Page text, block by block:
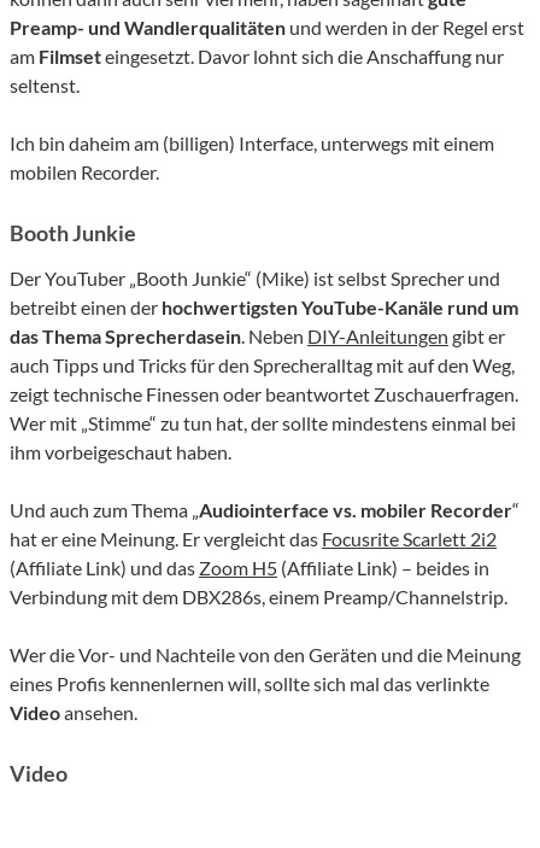
Preamp- und Wandlerqualitäten und werden in der Regel erst
am Filmseteingesetzt. Davor lohnt sich die Anschaffung nur
seltenst.
Ich bin daheim am (billigen) Interface, unterwegs mit einem
mobilen Recorder.
Booth Junkie
Der YouTuber „Booth Junkie“ (Mike) ist selbst Sprecher und
betreibt einen der hochwertigsten YouTube-Kanäle rund um
das Thema Sprecherdasein . Neben DIY-Anleitungen gibt er
auch Tipps und Tricks für den Sprecheralltag mit auf den Weg,
zeigt technische Finessen oder beantwortet Zuschauerfragen.
Wer mit „Stimme“ zu tun hat, der sollte mindestens einmal bei
ihm vorbeigeschaut haben.
Und auch zum Thema „ Audiointerface vs. mobiler Recorder“
hat er eine Meinung. Er vergleicht das Focusrite Scarlett 2i2
(Affiliate Link) und das Zoom H5 (Affiliate Link) – beides in
Verbindung mit dem DBX286s, einem Preamp/Channelstrip.
Wer die Vor- und Nachteile von den Geräten und die Meinung
eines Profis kennenlernen will, sollte sich mal das verlinkte
Videoansehen.
Video